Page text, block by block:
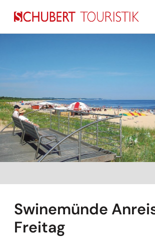
Swinemünde
Freitag